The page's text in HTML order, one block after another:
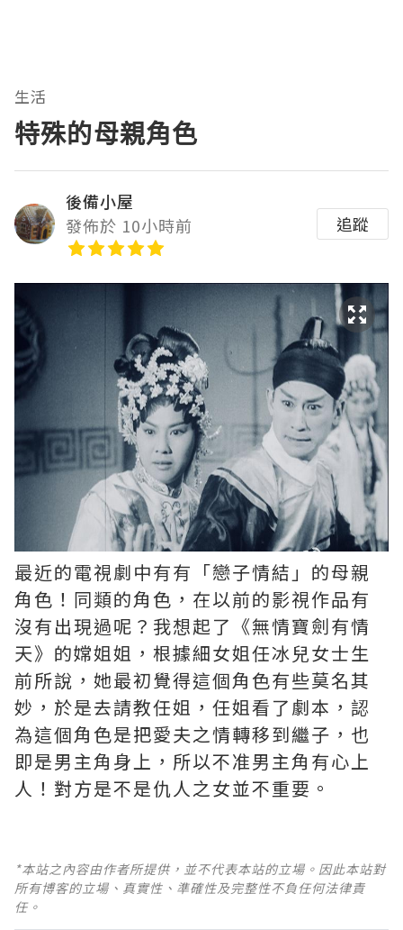
生活
特殊的母親角色
後備小屋
發佈於 10小時前
追蹤
最近的電視劇中有有「戀子情結」的母親
角色！同類的角色，在以前的影視作品有
沒有出現過呢？我想起了《無情寶劍有情
天》的嫦姐姐，根據細女姐任冰兒女士生
前所說，她最初覺得這個角色有些莫名其
妙，於是去請教任姐，任姐看了劇本，認
為這個角色是把愛夫之情轉移到繼子，也
即是男主角身上，所以不准男主角有心上
人！對方是不是仇人之女並不重要。
*本站之內容由作者所提供，並不代表本站的立場。因此本站對
所有博客的立場、真實性、準確性及完整性不負任何法律責
任。